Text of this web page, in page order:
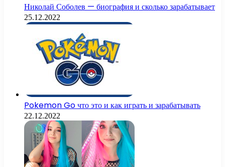
Николай Соболев — биография и сколько зарабатывает
25.12.2022
Pokemon Go что это и как играть и зарабатывать
22.12.2022